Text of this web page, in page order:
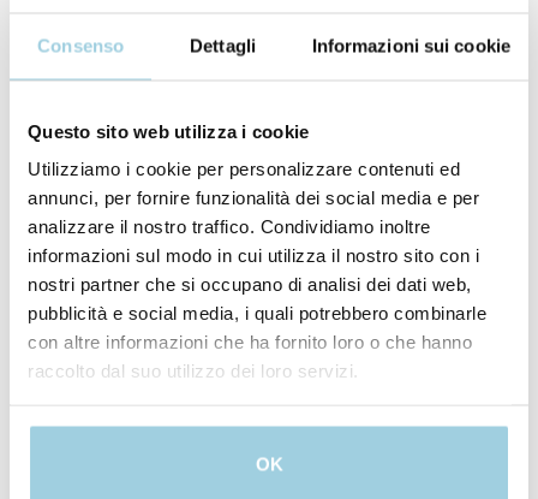
Consenso Dettagli Informazioni sui cookie
Questo sito web utilizza i cookie
Utilizziamo i cookie per personalizzare contenuti ed
annunci, per fornire funzionalità dei social media e per
analizzare il nostro traffico. Condividiamo inoltre
informazioni sul modo in cui utilizza il nostro sito con i
nostri partner che si occupano di analisi dei dati web,
pubblicità e social media, i quali potrebbero combinarle
con altre informazioni che ha fornito loro o che hanno
raccolto dal suo utilizzo dei loro servizi.
OK
Quick Guide IFU LPK
TrachPhone
Tracoe Cleaning Powder
Tracoe Comfort
Tracoe Compress 907-A two-ply
Tracoe Compress 907-B two-ply
Tracoe Compress 910-B
Tracoe Compress 961
Tracoe Compress AL
Tracoe Compress Coated two-ply
Tracoe Cuff Pressure Monitor
Tracoe Experc Dilation Set